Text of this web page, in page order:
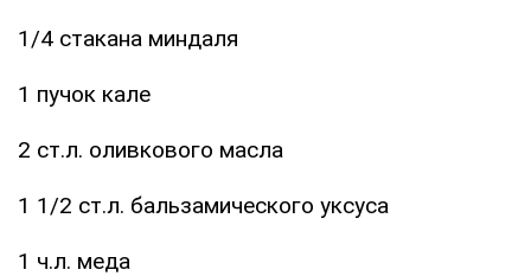
1/4 стакана миндаля
1 пучок кале
2 ст.л. оливкового масла
1 1/2 ст.л. бальзамического уксуса
1 ч.л. меда